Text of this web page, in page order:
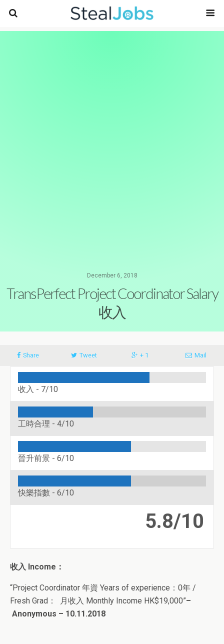
December 6, 2018
TransPerfect Project Coordinator Salary
收入
Share Tweet + 1 Mail
收入 - 7/10
工時合理 - 4/10
晉升前景 - 6/10
快樂指數 - 6/10
5.8/10
收入 Income：
“Project Coordinator 年資 Years of experience：0年 /
Fresh Grad： 月收入 Monthly Income HK$19,000”–
Anonymous – 10.11.2018